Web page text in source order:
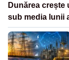
Dunărea crește
sub media lunii